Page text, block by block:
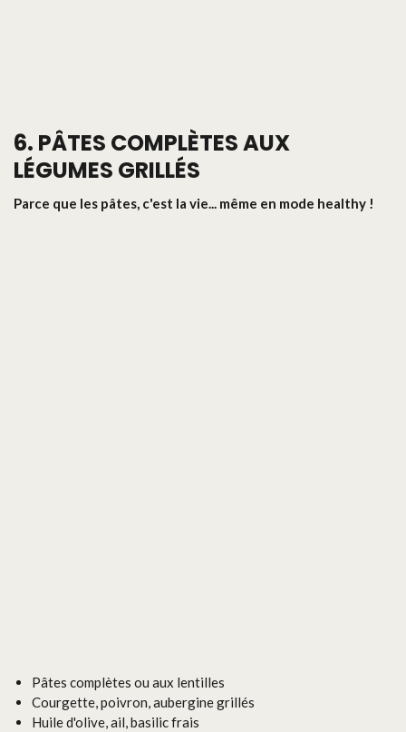
6. PÂTES COMPLÈTES AUX
LÉGUMES GRILLÉS
Parce que les pâtes, c'est la vie... même en mode healthy !
Pâtes complètes ou aux lentilles
Courgette, poivron, aubergine grillés
Huile d'olive, ail, basilic frais